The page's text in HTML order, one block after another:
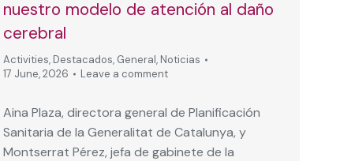
nuestro modelo de atención al daño
cerebral
Activities, Destacados, General, Noticias
17 June, 2026
Leave a comment
Aina Plaza, directora general de Planificación
Sanitaria de la Generalitat de Catalunya, y
Montserrat Pérez, jefa de gabinete de la